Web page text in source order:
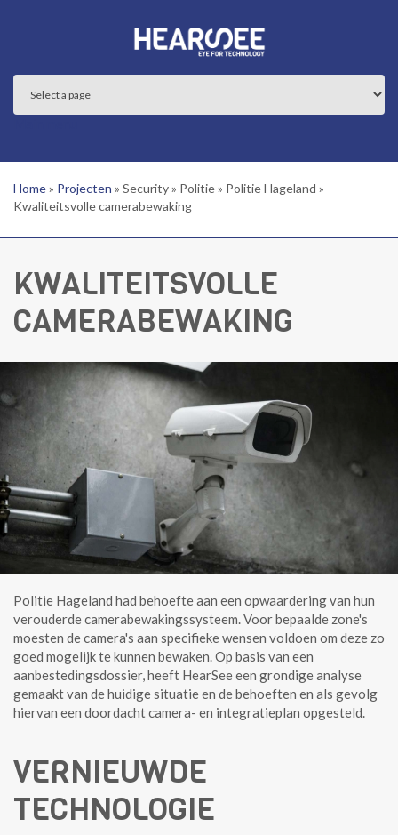
Home» Projecten » Security» Politie» Politie Hageland »
Kwaliteitsvolle camerabewaking
KWALITEITSVOLLE
CAMERABEWAKING
Politie Hageland had behoefte aan een opwaardering van hun
verouderde camerabewakingssysteem. Voor bepaalde zone's
moesten de camera's aan specifieke wensen voldoen om deze zo
goed mogelijk te kunnen bewaken. Op basis van een
aanbestedingsdossier, heeft HearSee een grondige analyse
gemaakt van de huidige situatie en de behoeften en als gevolg
hiervan een doordacht camera- en integratieplan opgesteld.
VERNIEUWDE
TECHNOLOGIE